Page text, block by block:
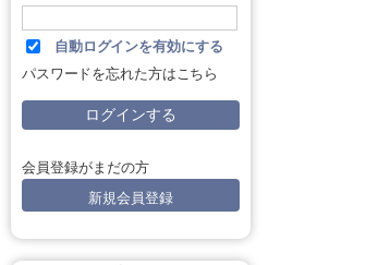
自動ログインを有効にする
パスワードを忘れた方はこちら
会員登録がまだの方
新規会員登録